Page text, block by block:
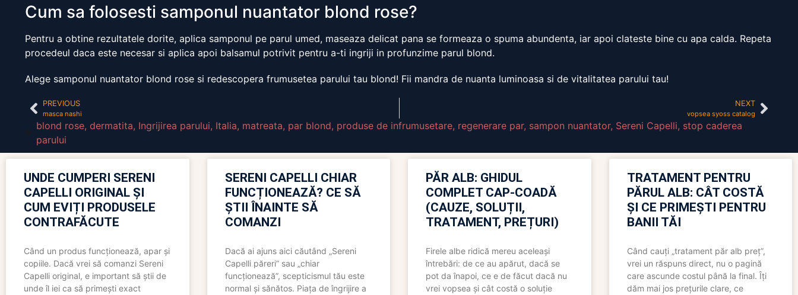
Cum sa folosesti samponul nuantator blond rose?
Pentru a obtine rezultatele dorite, aplica samponul pe parul umed, maseaza delicat pana se formeaza o spuma abundenta, iar apoi clateste bine cu apa calda. Repeta
procedeul daca este necesar si aplica apoi balsamul potrivit pentru a-ti ingriji in profunzime parul blond.
Alege samponul nuantator blond rose si redescopera frumusetea parului tau blond! Fii mandra de nuanta luminoasa si de vitalitatea parului tau!
PREVIOUS
masca nashi
NEXT
vopsea syoss catalog
blond rose, dermatita, Ingrijirea parului, Italia, matreata, par blond, produse de infrumusetare, regenerare par, sampon nuantator, Sereni Capelli, stop caderea
parului
UNDE CUMPERI SERENI
CAPELLI ORIGINAL ȘI
CUM EVIȚI PRODUSELE
CONTRAFĂCUTE
Când un produs funcționează, apar și
copiile. Dacă vrei să comanzi Sereni
Capelli original, e important să știi de
unde îl iei ca să primești exact
SERENI CAPELLI CHIAR
FUNCȚIONEAZĂ? CE SĂ
ȘTII ÎNAINTE SĂ
COMANZI
Dacă ai ajuns aici căutând „Sereni
Capelli păreri” sau „chiar
funcționează”, scepticismul tău este
normal și sănătos. Piața de îngrijire a
PĂR ALB: GHIDUL
COMPLET CAP-COADĂ
(CAUZE, SOLUȚII,
TRATAMENT, PREȚURI)
Firele albe ridică mereu aceleași
întrebări: de ce au apărut, dacă se
pot da înapoi, ce e de făcut dacă nu
vrei vopsea și cât costă o soluție
TRATAMENT PENTRU
PĂRUL ALB: CÂT COSTĂ
ȘI CE PRIMEȘTI PENTRU
BANII TĂI
Când cauți „tratament păr alb preț”,
vrei un răspuns direct, nu o pagină
care ascunde costul până la final. Îți
dăm mai jos prețurile clare, ce